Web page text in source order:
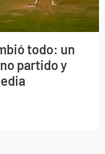
todo: un
partido y